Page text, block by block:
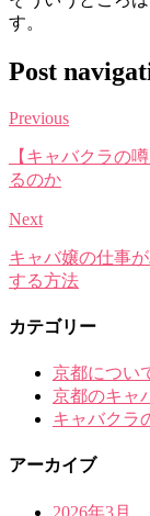
す。
Post
Previous
【キャバクラの
るのか
Next
キャバ嬢の仕事
する方法
カテゴリー
京都につい
京都のキャ
キャバクラ
アーカイブ
2026年3月